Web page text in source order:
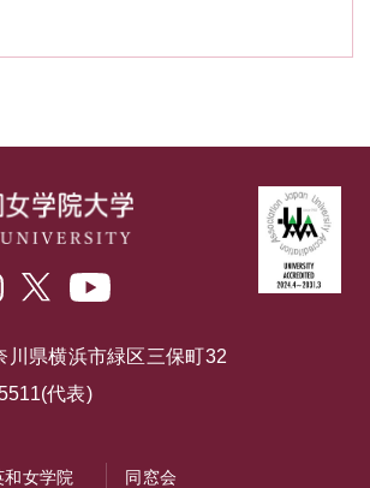
川県横浜市緑区三保町32
代表)
女学院 同窓会